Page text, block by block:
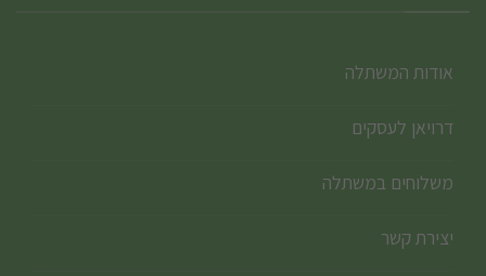
אודות המשתלה
דרויאן לעסקים
משלוחים במשתלה
יצירת קשר